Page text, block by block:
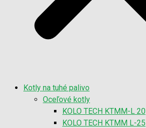
Kotly na tuhé palivo
Oceľové kotly
KOLO TECH KTMM-L 20
KOLO TECH KTMM L-25